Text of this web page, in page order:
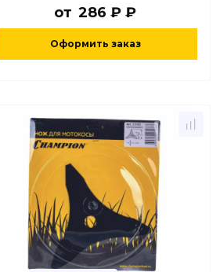
от 286 ₽ ₽
Оформить заказ